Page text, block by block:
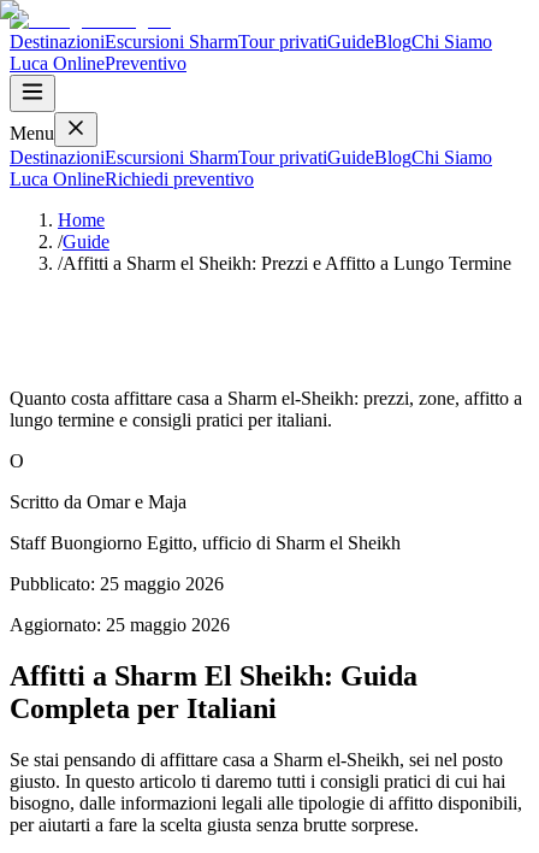
DestinazioniEscursioni SharmTour privatiGuideBlogChi Siamo
Luca OnlinePreventivo
Menu
DestinazioniEscursioni SharmTour privatiGuideBlogChi Siamo
Luca OnlineRichiedi preventivo
Home
/Guide
/Affitti a Sharm el Sheikh: Prezzi e Affitto a Lungo Termine
Quanto costa affittare casa a Sharm el-Sheikh: prezzi, zone, affitto a
lungo termine e consigli pratici per italiani.
O
Scritto da Omar e Maja
Staff Buongiorno Egitto, ufficio di Sharm el Sheikh
Pubblicato: 25 maggio 2026
Aggiornato: 25 maggio 2026
Affitti a Sharm El Sheikh: Guida
Completa per Italiani
Se stai pensando di affittare casa a Sharm el-Sheikh, sei nel posto
giusto. In questo articolo ti daremo tutti i consigli pratici di cui hai
bisogno, dalle informazioni legali alle tipologie di affitto disponibili,
per aiutarti a fare la scelta giusta senza brutte sorprese.